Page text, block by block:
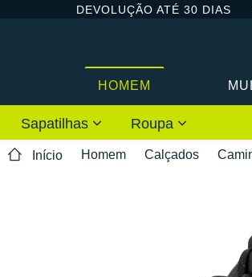
DEVOLUÇÃO ATÉ 30 DIAS
HOMEM
Sapatilhas Roupa
Início Homem Calçados